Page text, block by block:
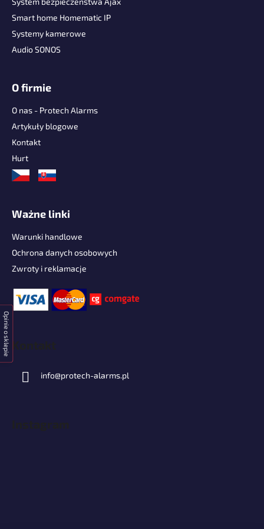
Opinie o sklepie
Smart home Homematic IP
Systemy kamerowe
Audio SONOS
O firmie
O nas - Protech Alarms
Artykuły blogowe
Kontakt
Hurt
Ważne linki
Warunki handlowe
Ochrona danych osobowych
Zwroty i reklamacje
Kontakt
info@protech-alarms.pl
Instagram